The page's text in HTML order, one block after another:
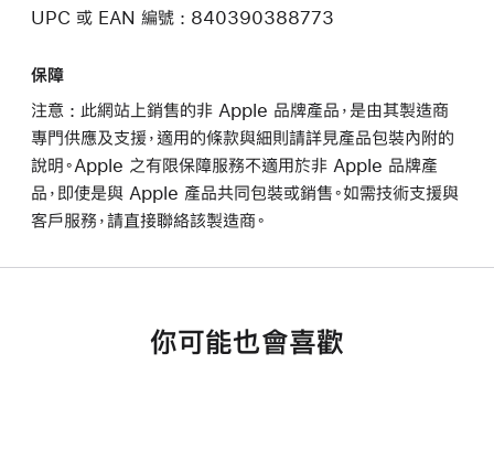
UPC 或 EAN 編號 : 840390388773
保障
注意 : 此網站上銷售的非 Apple 品牌產品，是由其製造商
專門供應及支援，適用的條款與細則請詳見產品包裝內附的
說明。Apple 之有限保障服務不適用於非 Apple 品牌產
品，即使是與 Apple 產品共同包裝或銷售。如需技術支援與
客戶服務，請直接聯絡該製造商。
你可能也會喜歡